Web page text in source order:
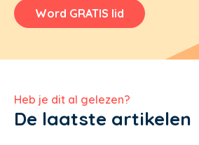
Word GRATIS lid
Heb je dit al gelezen?
De laatste artikelen